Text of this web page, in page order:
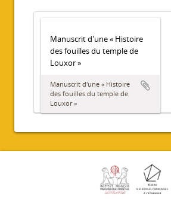
Manuscrit d'une « Histoire
des fouilles du temple de
Louxor »
Manuscrit d'une « Histoire
des fouilles du temple de
Louxor »